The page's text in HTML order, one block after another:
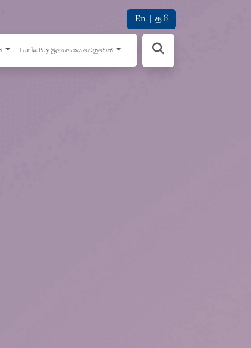
En | தமி
LankaPay මූල්‍ය අංශය වෙනුවෙන්